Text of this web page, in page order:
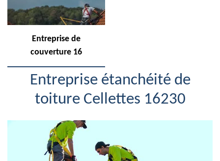
Entreprise de
couverture 16
Entreprise étanchéité de
toiture Cellettes 16230